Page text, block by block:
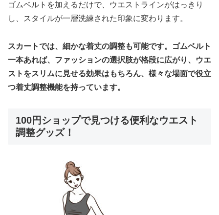
ゴムベルトを加えるだけで、ウエストラインがはっきり
し、スタイルが一層洗練された印象に変わります。
スカートでは、細かな着丈の調整も可能です。ゴムベルト
一本あれば、ファッションの選択肢が格段に広がり、ウエ
ストをスリムに見せる効果はもちろん、様々な場面で役立
つ着丈調整機能を持っています。
100円ショップで見つける便利なウエスト
調整グッズ！